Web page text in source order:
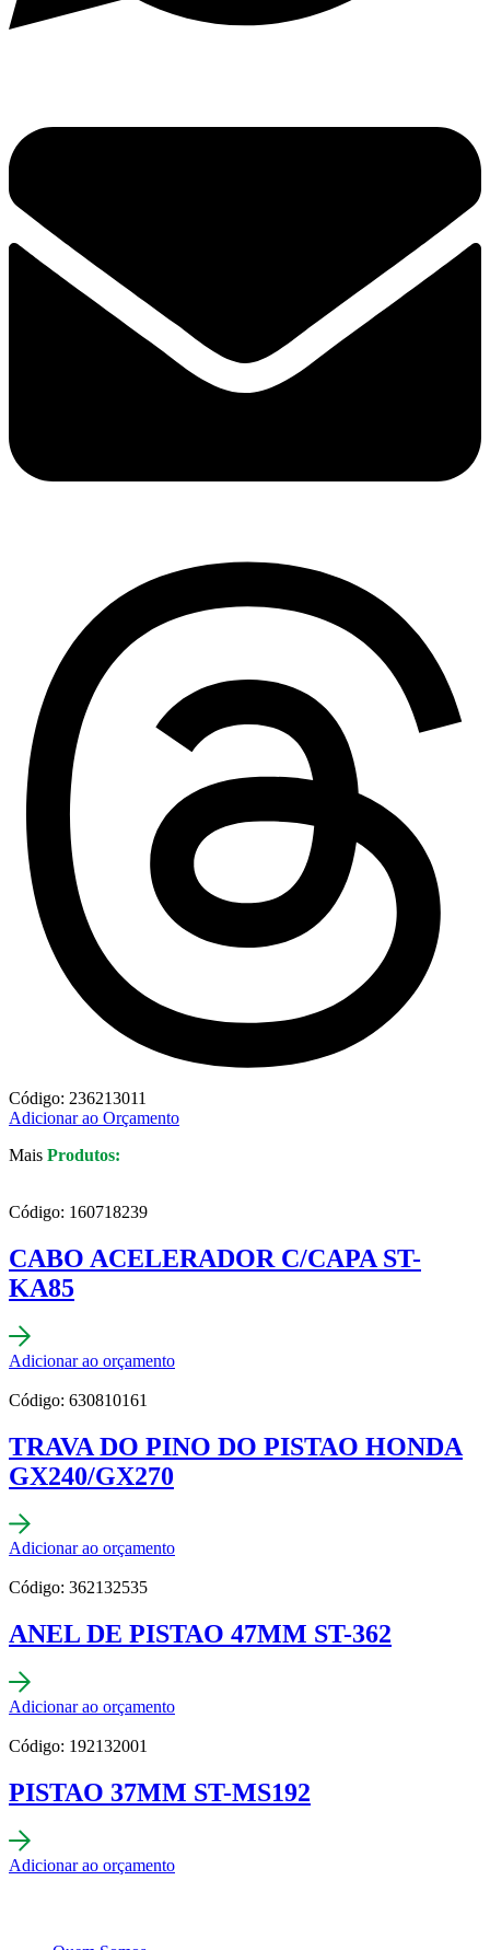
Código: 236213011
Adicionar ao Orçamento
Mais Produtos:
Código: 160718239
CABO ACELERADOR C/CAPA ST-
KA85
Adicionar ao orçamento
Código: 630810161
TRAVA DO PINO DO PISTAO HONDA
GX240/GX270
Adicionar ao orçamento
Código: 362132535
ANEL DE PISTAO 47MM ST-362
Adicionar ao orçamento
Código: 192132001
PISTAO 37MM ST-MS192
Adicionar ao orçamento